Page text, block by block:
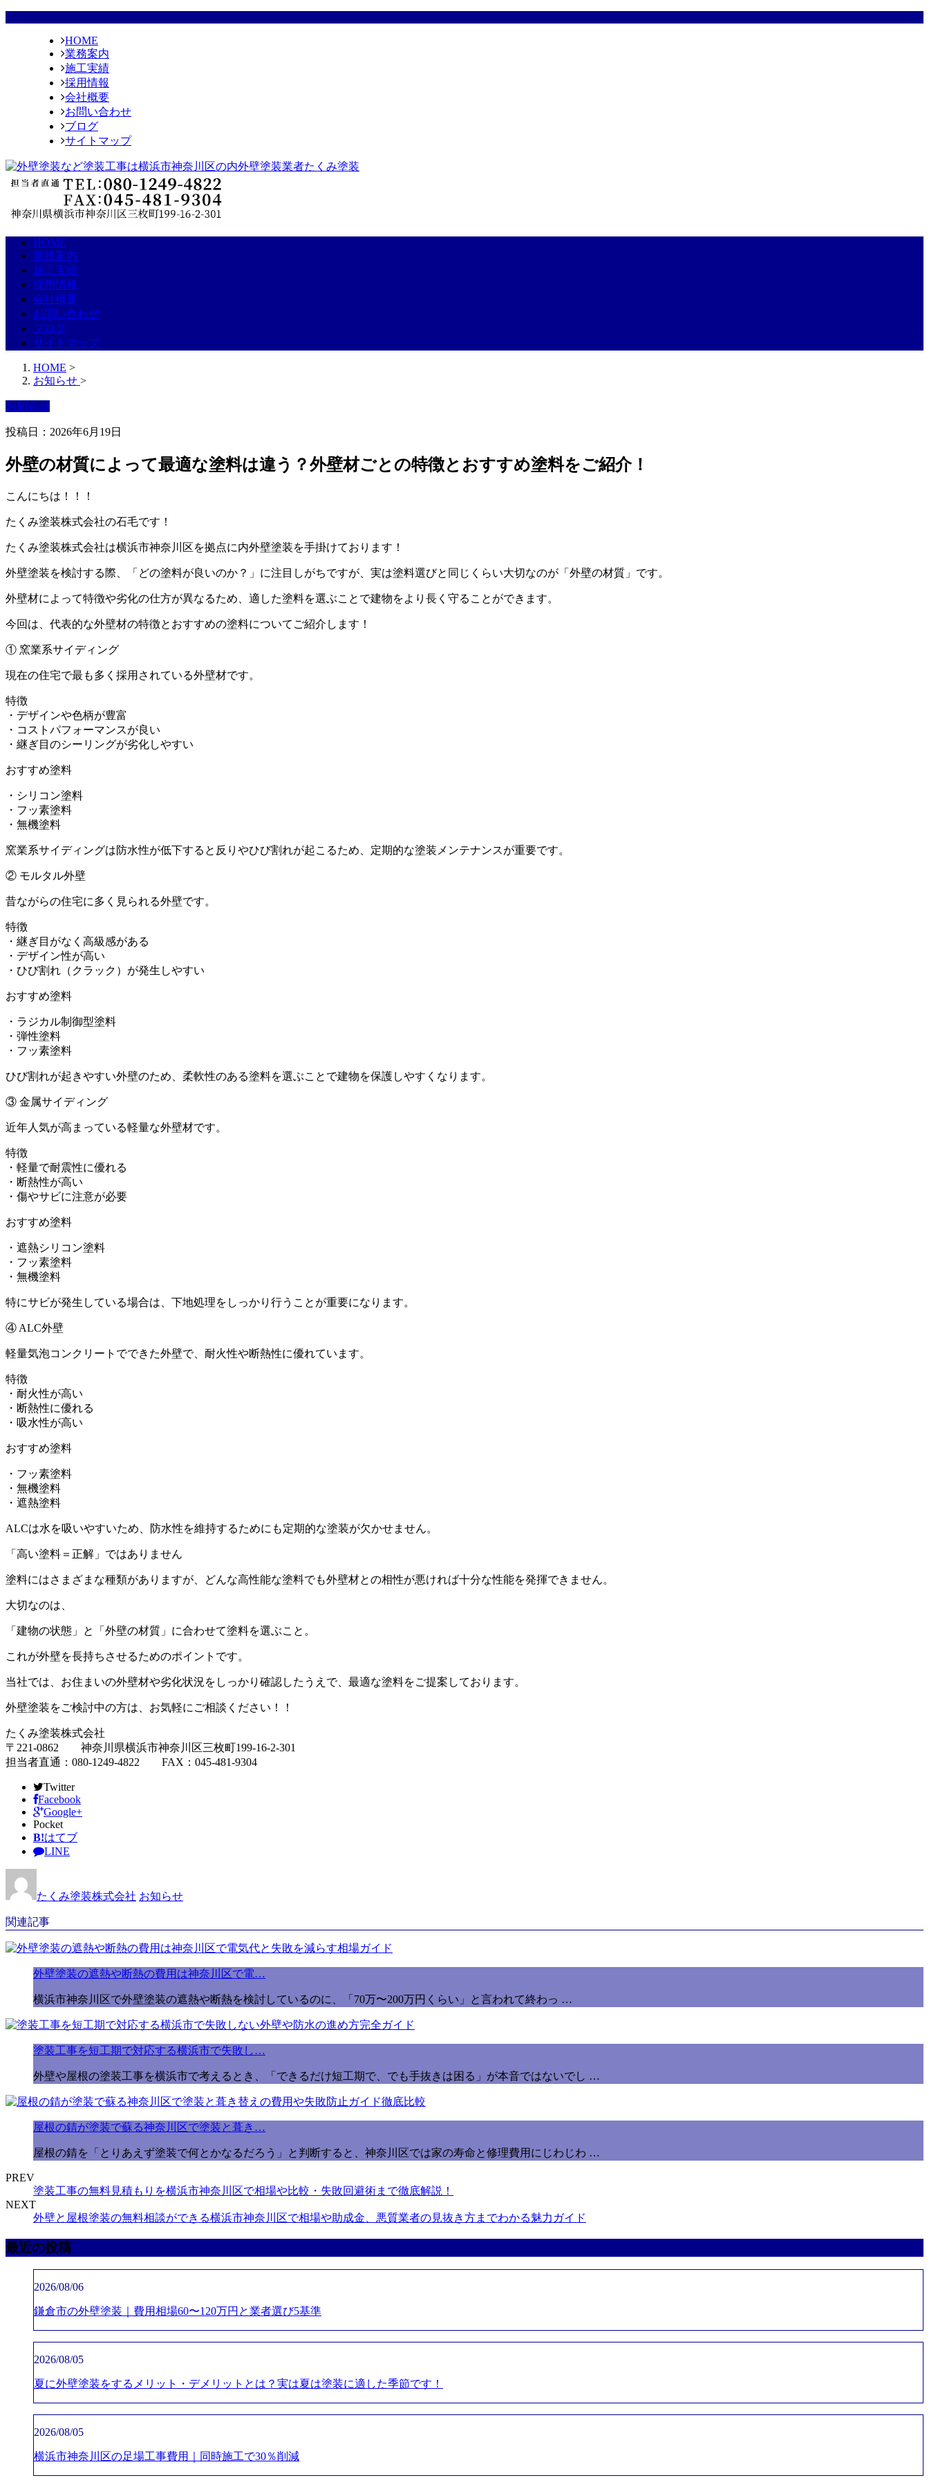
HOME
業務案内
施工実績
採用情報
会社概要
お問い合わせ
ブログ
サイトマップ
HOME
業務案内
施工実績
採用情報
会社概要
お問い合わせ
ブログ
サイトマップ
HOME >
お知らせ >
お知らせ
投稿日：2026年6月19日
外壁の材質によって最適な塗料は違う？外壁材ごとの特徴とおすすめ塗料をご紹介！
こんにちは！！！
たくみ塗装株式会社の石毛です！
たくみ塗装株式会社は横浜市神奈川区を拠点に内外壁塗装を手掛けております！
外壁塗装を検討する際、「どの塗料が良いのか？」に注目しがちですが、実は塗料選びと同じくらい大切なのが「外壁の材質」です。
外壁材によって特徴や劣化の仕方が異なるため、適した塗料を選ぶことで建物をより長く守ることができます。
今回は、代表的な外壁材の特徴とおすすめの塗料についてご紹介します！
① 窯業系サイディング
現在の住宅で最も多く採用されている外壁材です。
特徴
・デザインや色柄が豊富
・コストパフォーマンスが良い
・継ぎ目のシーリングが劣化しやすい
おすすめ塗料
・シリコン塗料
・フッ素塗料
・無機塗料
窯業系サイディングは防水性が低下すると反りやひび割れが起こるため、定期的な塗装メンテナンスが重要です。
② モルタル外壁
昔ながらの住宅に多く見られる外壁です。
特徴
・継ぎ目がなく高級感がある
・デザイン性が高い
・ひび割れ（クラック）が発生しやすい
おすすめ塗料
・ラジカル制御型塗料
・弾性塗料
・フッ素塗料
ひび割れが起きやすい外壁のため、柔軟性のある塗料を選ぶことで建物を保護しやすくなります。
③ 金属サイディング
近年人気が高まっている軽量な外壁材です。
特徴
・軽量で耐震性に優れる
・断熱性が高い
・傷やサビに注意が必要
おすすめ塗料
・遮熱シリコン塗料
・フッ素塗料
・無機塗料
特にサビが発生している場合は、下地処理をしっかり行うことが重要になります。
④ ALC外壁
軽量気泡コンクリートでできた外壁で、耐火性や断熱性に優れています。
特徴
・耐火性が高い
・断熱性に優れる
・吸水性が高い
おすすめ塗料
・フッ素塗料
・無機塗料
・遮熱塗料
ALCは水を吸いやすいため、防水性を維持するためにも定期的な塗装が欠かせません。
「高い塗料＝正解」ではありません
塗料にはさまざまな種類がありますが、どんな高性能な塗料でも外壁材との相性が悪ければ十分な性能を発揮できません。
大切なのは、
「建物の状態」 と 「外壁の材質」 に合わせて塗料を選ぶこと。
これが外壁を長持ちさせるためのポイントです。
当社では、お住まいの外壁材や劣化状況をしっかり確認したうえで、最適な塗料をご提案しております。
外壁塗装をご検討中の方は、お気軽にご相談ください！！
たくみ塗装株式会社
〒221-0862 神奈川県横浜市神奈川区三枚町199-16-2-301
担当者直通：080-1249-4822 FAX：045-481-9304
Twitter
Facebook
Google+
Pocket
B!はてブ
LINE
たくみ塗装株式会社 お知らせ
関連記事
外壁塗装の遮熱や断熱の費用は神奈川区で電…
横浜市神奈川区で外壁塗装の遮熱や断熱を検討しているのに、「70万〜200万円くらい」と言われて終わっ …
塗装工事を短工期で対応する横浜市で失敗し…
外壁や屋根の塗装工事を横浜市で考えるとき、「できるだけ短工期で、でも手抜きは困る」が本音ではないでし …
屋根の錆が塗装で蘇る神奈川区で塗装と葺き…
屋根の錆を「とりあえず塗装で何とかなるだろう」と判断すると、神奈川区では家の寿命と修理費用にじわじわ …
PREV
塗装工事の無料見積もりを横浜市神奈川区で相場や比較・失敗回避術まで徹底解説！
NEXT
外壁と屋根塗装の無料相談ができる横浜市神奈川区で相場や助成金、悪質業者の見抜き方までわかる魅力ガイド
最近の投稿
2026/08/06
鎌倉市の外壁塗装｜費用相場60〜120万円と業者選び5基準
2026/08/05
夏に外壁塗装をするメリット・デメリットとは？実は夏は塗装に適した季節です！
2026/08/05
横浜市神奈川区の足場工事費用｜同時施工で30％削減